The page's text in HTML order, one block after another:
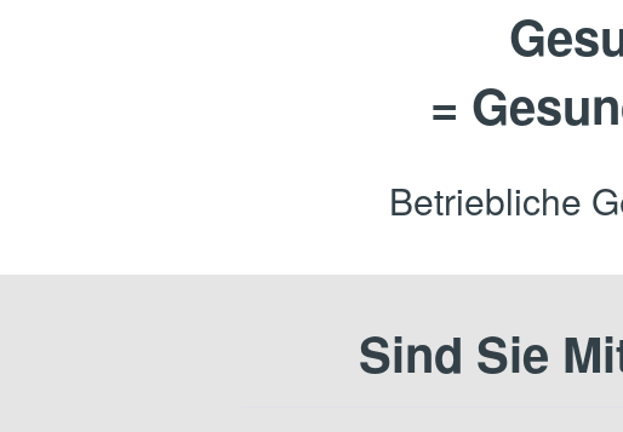
=
Betriebliche
Sind Sie